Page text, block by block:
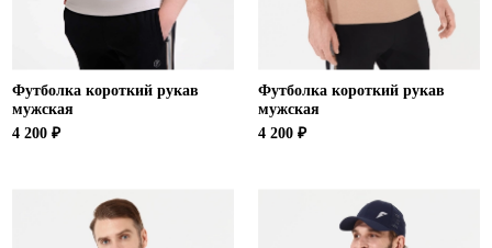
Футболка короткий рукав
мужская
4 200 ₽
Футболка короткий рукав
мужская
4 200 ₽